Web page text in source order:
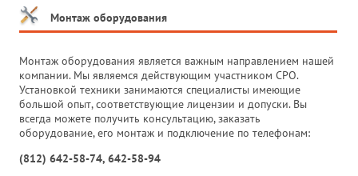
Монтаж оборудования
Монтаж оборудования является важным направлением нашей
компании. Мы являемся действующим участником СРО.
Установкой техники занимаются специалисты имеющие
большой опыт, соответствующие лицензии и допуски. Вы
всегда можете получить консультацию, заказать
оборудование, его монтаж и подключение по телефонам:
(812) 642-58-74, 642-58-94